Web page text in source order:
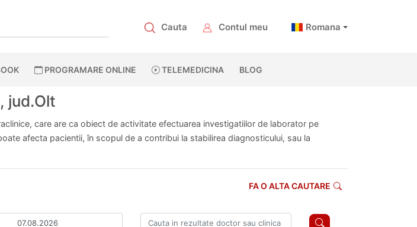
Cauta Contul meu Romana
PROGRAMARE ONLINE TELEMEDICINA BLOG
jud.Olt
care are ca obiect de activitate efectuarea investigatiilor de laborator pe
afecta pacientii, în scopul de a contribui la stabilirea diagnosticului, sau la
FA O ALTA CAUTARE